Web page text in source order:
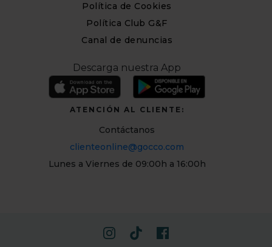
Política de Cookies
Política Club G&F
Canal de denuncias
Descarga nuestra App
ATENCIÓN AL CLIENTE:
Contáctanos
clienteonline@gocco.com
Lunes a Viernes de 09:00h a 16:00h